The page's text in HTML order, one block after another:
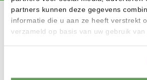
partners kunnen deze gegevens
informatie die u aan ze heeft verstrekt
verzameld op basis van uw gebruik van
Welkom op de site van Major Garden in
van 500m² biedt u de mogelijkheid om